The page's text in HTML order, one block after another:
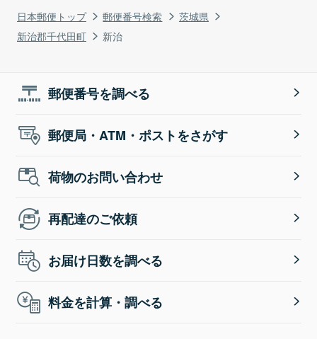
日本郵便トップ 郵便番号検索
茨城県
新治郡千代田町
新治
郵便番号を調べる
郵便局・ATM・ポストをさがす
荷物のお問い合わせ
再配達のご依頼
お届け日数を調べる
料金を計算・調べる